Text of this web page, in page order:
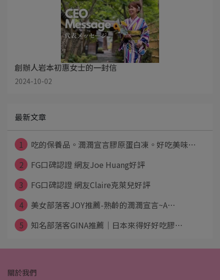
創辦人岩本初惠女士的一封信
2024-10-02
最新文章
1
吃的保養品。潤潤宣言膠原蛋白凍。好吃美味⋯
2
FG口碑認證 網友Joe Huang好評
3
FG口碑認證 網友Claire克萊兒好評
4
美女部落客JOY推薦-熟齡的潤潤宣言~A⋯
5
知名部落客GINA推薦｜日本來得好好吃膠⋯
關於我們